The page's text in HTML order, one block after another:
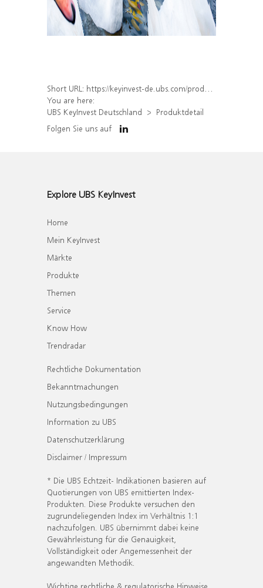
Short URL: https://keyinvest-de.ubs.com/produkt/detail/index/isin/DE000WA823U6
You are here:
UBS KeyInvest Deutschland
Produktdetail
Folgen Sie uns auf
Explore UBS KeyInvest
Home
Mein KeyInvest
Märkte
Produkte
Themen
Service
Know How
Trendradar
Rechtliche Dokumentation
Bekanntmachungen
Nutzungsbedingungen
Information zu UBS
Datenschutzerklärung
Disclaimer / Impressum
* Die UBS Echtzeit- Indikationen basieren auf
Quotierungen von UBS emittierten Index-
Produkten. Diese Produkte versuchen den
zugrundeliegenden Index im Verhältnis 1:1
nachzufolgen. UBS übernimmt dabei keine
Gewährleistung für die Genauigkeit,
Vollständigkeit oder Angemessenheit der
angewandten Methodik.